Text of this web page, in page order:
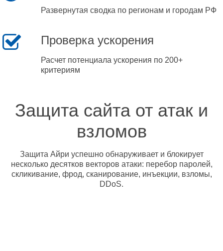
Развернутая сводка по регионам и городам РФ
Проверка ускорения
Расчет потенциала ускорения по 200+
критериям
Защита сайта от атак и
взломов
Защита Айри успешно обнаруживает и блокирует
несколько десятков векторов атаки: перебор паролей,
скликивание, фрод, сканирование, инъекции, взломы,
DDoS.